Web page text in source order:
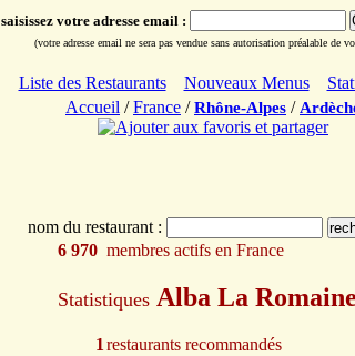
saisissez votre adresse email :
(votre adresse email ne sera pas vendue sans autorisation préalable de
Liste des Restaurants Nouveaux Menus
Accueil /France /Rhône-Alpes /
nom du restaurant :
6 970 membres actifs en France
Statistiques Alba La Romaine
1 restaurants recommandés